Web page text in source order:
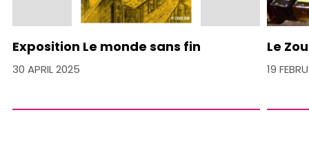
Exposition Le monde sans fin
30 APRIL 2025
Le
19